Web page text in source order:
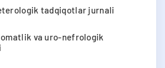
tadqiqotlar jurnali
va uro-nefrologik